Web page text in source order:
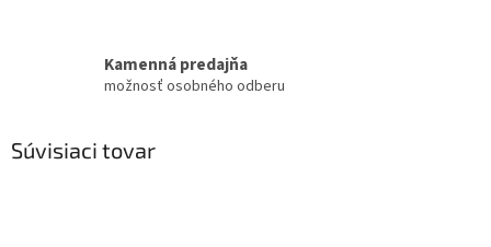
Kamenná predajňa
možnosť osobného odberu
Súvisiaci tovar